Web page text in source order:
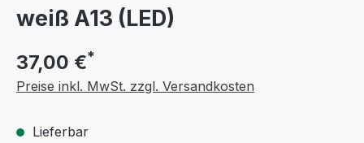
weiß A13 (LED)
37,00 €*
Preise inkl. MwSt. zzgl. Versandkosten
Lieferbar